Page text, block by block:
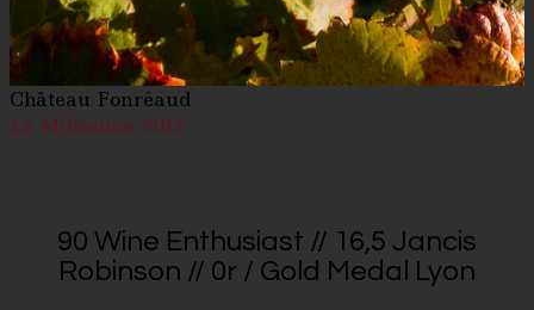
Château Fonréaud
Le Millésime 2013
90 Wine Enthusiast // 16,5 Jancis
Robinson // 0r / Gold Medal Lyon